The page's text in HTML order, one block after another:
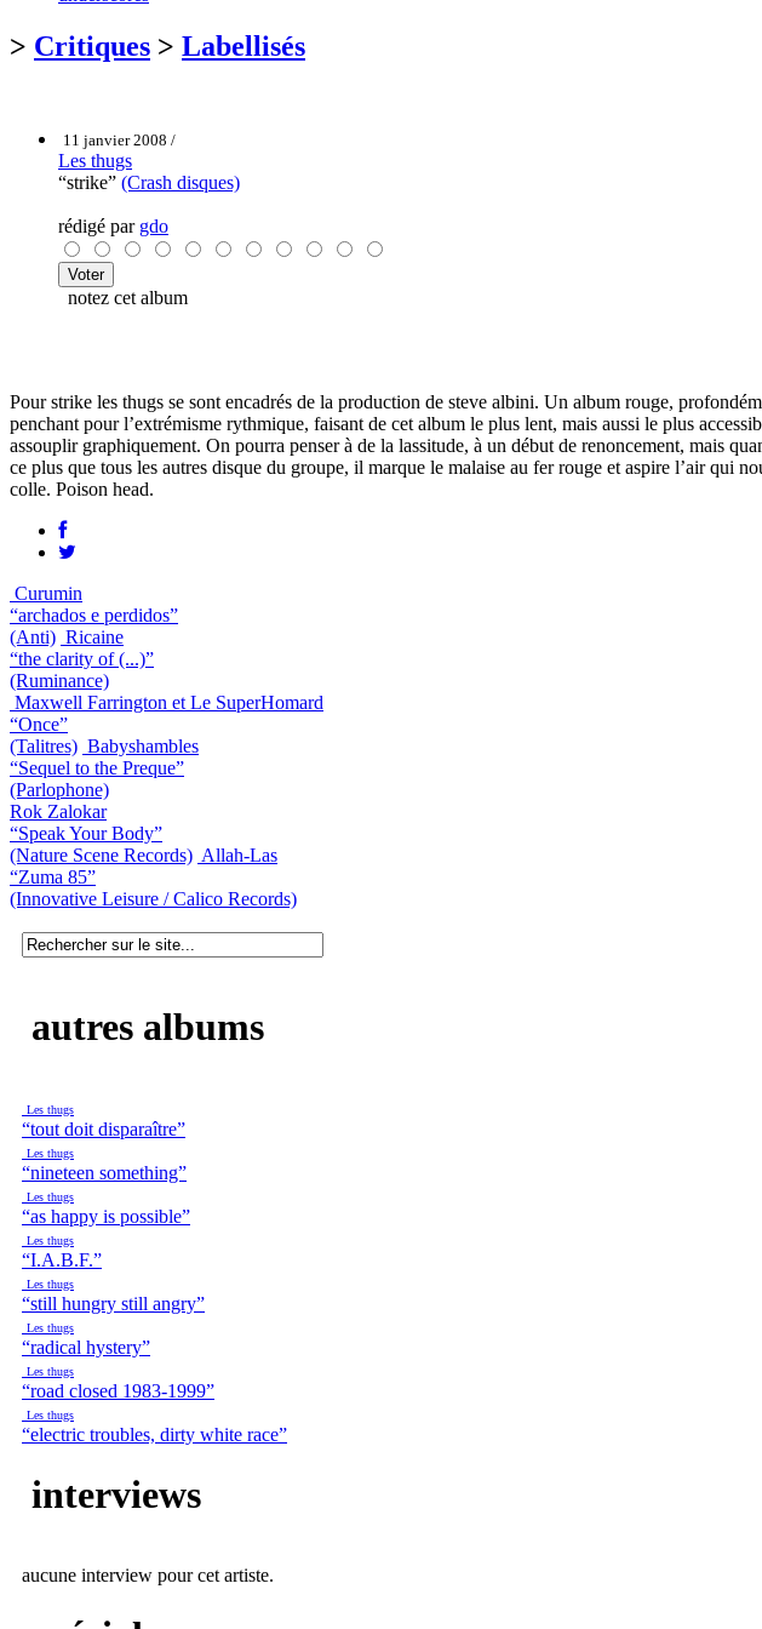
> Critiques > Labellisés
11 janvier 2008 /
Les thugs
“strike” (Crash disques)
rédigé par gdo
notez cet album
Pour strike les thugs se sont encadrés de la production de steve albini. Un album rouge,
penchant pour l’extrémisme rythmique, faisant de cet album le plus lent, mais aussi le plus
assouplir graphiquement. On pourra penser à de la lassitude, à un début de renoncement, mais
ce plus que tous les autres disque du groupe, il marque le malaise au fer rouge et aspire l’air qui
colle. Poison head.
Curumin
“archados e perdidos”
(Anti) Ricaine
“the clarity of (...)”
(Ruminance)
Maxwell Farrington et Le SuperHomard
“Once”
(Talitres) Babyshambles
“Sequel to the Preque”
(Parlophone)
Rok Zalokar
“Speak Your Body”
(Nature Scene Records) Allah-Las
“Zuma 85”
(Innovative Leisure / Calico Records)
autres albums
Les thugs
“tout doit disparaître”
Les thugs
“nineteen something”
Les thugs
“as happy is possible”
Les thugs
“I.A.B.F.”
Les thugs
“still hungry still angry”
Les thugs
“radical hystery”
Les thugs
“road closed 1983-1999”
Les thugs
“electric troubles, dirty white race”
interviews
aucune interview pour cet artiste.